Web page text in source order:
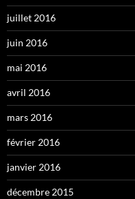
juillet 2016
juin 2016
mai 2016
avril 2016
mars 2016
février 2016
janvier 2016
décembre 2015